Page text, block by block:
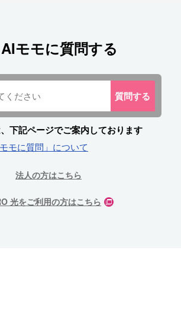
AIモモに質問する
質問する
下記ページでご案内しております
モに質問」について
法人の方はこちら
光をご利用の方はこちら